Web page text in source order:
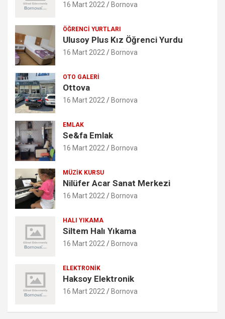
16 Mart 2022 Bornova
ÖĞRENCI YURTLARI
Ulusoy Plus Kız Öğrenci Yurdu
16 Mart 2022 Bornova
OTO GALERI
Ottova
16 Mart 2022 Bornova
EMLAK
Se&fa Emlak
16 Mart 2022 Bornova
MÜZIK KURSU
Nilüfer Acar Sanat Merkezi
16 Mart 2022 Bornova
HALI YIKAMA
Siltem Halı Yıkama
16 Mart 2022 Bornova
ELEKTRONIK
Haksoy Elektronik
16 Mart 2022 Bornova